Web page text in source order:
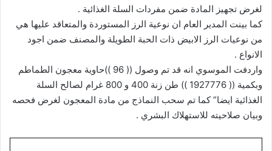
لغرض تجهيز المادة ضمن مفردات السلة الغذائية .
كما بينت المدير العام ان نوعية الرز المستوردة والمتعاقد عليها هي
من نوعيات الرز الابيض ذات الحبة الطويلة والمصنف ضمن اجود
الانواع .
واردفت الموسوي انه قد تم وصول (( 96 ))حاوية معجون الطماطم
وبكمية (( 1927776 )) طن زنة 400 و 800 غرام لصالح السلة
الغذائية ايضا” كما تم سحب النماذج من مادة المعجون لغرض فحصه
وبيان صلاحيته للاستهلاك البشري .